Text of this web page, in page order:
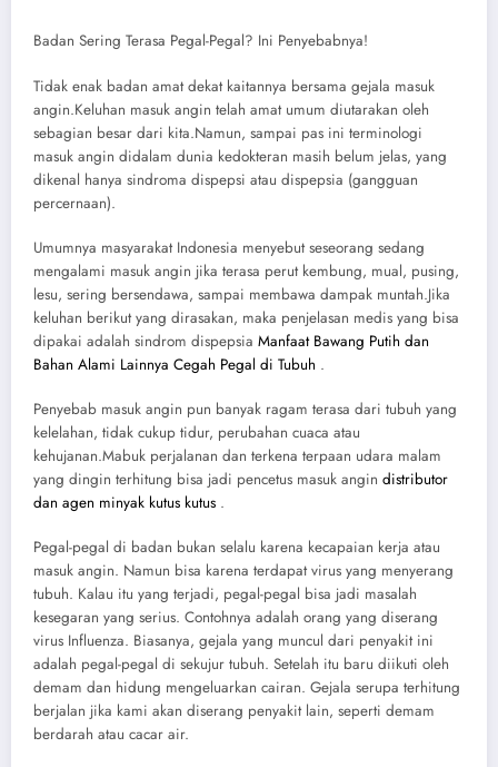
Badan Sering Terasa Pegal-Pegal? Ini Penyebabnya!
Tidak enak badan amat dekat kaitannya bersama gejala masuk
angin.Keluhan masuk angin telah amat umum diutarakan oleh
sebagian besar dari kita.Namun, sampai pas ini terminologi
masuk angin didalam dunia kedokteran masih belum jelas, yang
dikenal hanya sindroma dispepsi atau dispepsia (gangguan
percernaan).
Umumnya masyarakat Indonesia menyebut seseorang sedang
mengalami masuk angin jika terasa perut kembung, mual, pusing,
lesu, sering bersendawa, sampai membawa dampak muntah.Jika
keluhan berikut yang dirasakan, maka penjelasan medis yang bisa
dipakai adalah sindrom dispepsia Manfaat Bawang Putih dan
Bahan Alami Lainnya Cegah Pegal di Tubuh .
Penyebab masuk angin pun banyak ragam terasa dari tubuh yang
kelelahan, tidak cukup tidur, perubahan cuaca atau
kehujanan.Mabuk perjalanan dan terkena terpaan udara malam
yang dingin terhitung bisa jadi pencetus masuk angin distributor
dan agen minyak kutus kutus .
Pegal-pegal di badan bukan selalu karena kecapaian kerja atau
masuk angin. Namun bisa karena terdapat virus yang menyerang
tubuh. Kalau itu yang terjadi, pegal-pegal bisa jadi masalah
kesegaran yang serius. Contohnya adalah orang yang diserang
virus Influenza. Biasanya, gejala yang muncul dari penyakit ini
adalah pegal-pegal di sekujur tubuh. Setelah itu baru diikuti oleh
demam dan hidung mengeluarkan cairan. Gejala serupa terhitung
berjalan jika kami akan diserang penyakit lain, seperti demam
berdarah atau cacar air.